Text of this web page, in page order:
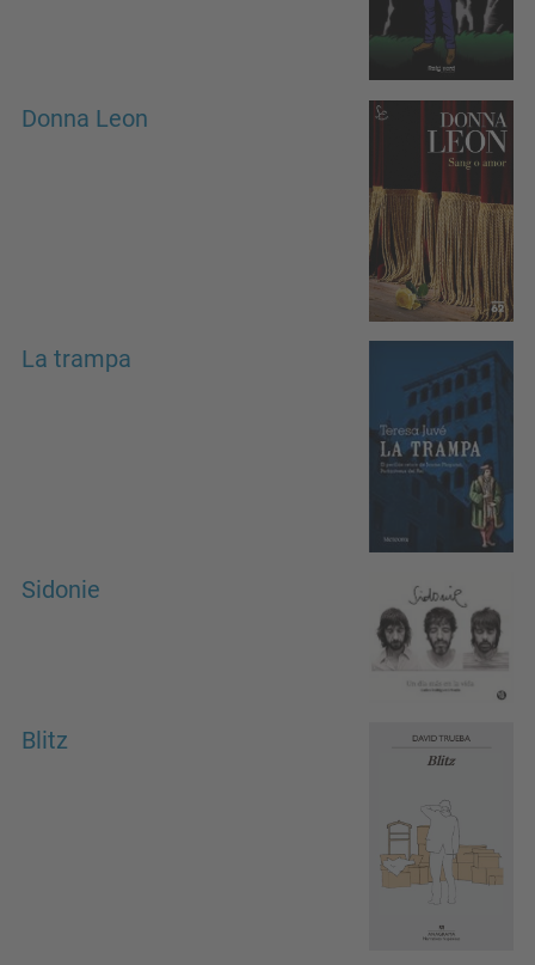
Donna Leon
La trampa
Sidonie
Blitz